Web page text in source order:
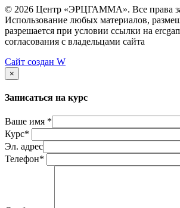
© 2026 Центр «ЭРЦГАММА». Все права
Использование любых материалов,
разрешается при условии ссылки на
согласования с владельцами сайта
Сайт создан W
×
Записаться на курс
Ваше имя *
Курс*
Эл. адрес
Телефон*